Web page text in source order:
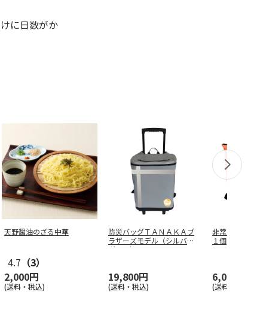
に日数がか
天野醤油のざる中華
4.7 （3）
2,000円
(送料・税込)
防災バッグＴＡＮＡＫＡブ
ラザーズモデル（シルバー
グレー）
19,800円
(送料・税込)
非常用防災
１個
6,000円
(送料・税込)